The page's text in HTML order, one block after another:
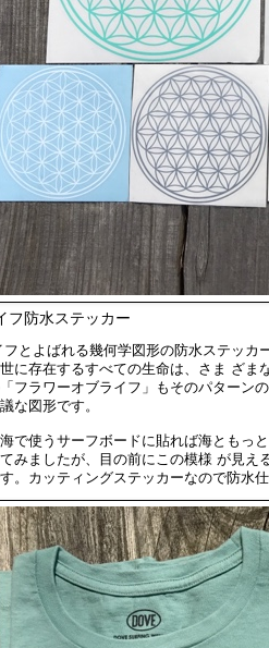
フ防水ステッカー
フとよばれる幾何学図形の防水ステッ
に存在するすべての生命は、さま ざ
フラワーオブライフ」もそのパターン
な図形です。
で使うサーフボードに貼れば海ともっ
みましたが、目の前にこの模様 が見
。カッティングステッカーなので防水